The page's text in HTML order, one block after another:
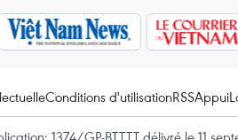
Conditions d'utilisationRSSAppui
1374/GP-BTTTT délivré le 11